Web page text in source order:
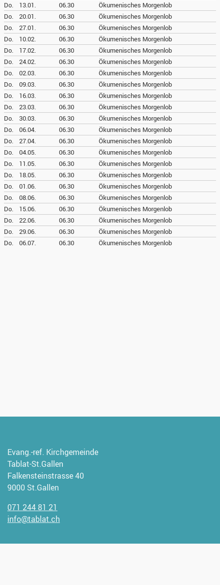
Do.
13.01. 06.30
Ökumenisches Morgenlob
Do.
20.01. 06.30
Ökumenisches Morgenlob
Do.
27.01. 06.30
Ökumenisches Morgenlob
Do.
10.02. 06.30
Ökumenisches Morgenlob
Do.
17.02. 06.30
Ökumenisches Morgenlob
Do.
24.02. 06.30
Ökumenisches Morgenlob
Do.
02.03. 06.30
Ökumenisches Morgenlob
Do.
09.03. 06.30
Ökumenisches Morgenlob
Do.
16.03. 06.30
Ökumenisches Morgenlob
Do.
23.03. 06.30
Ökumenisches Morgenlob
Do.
30.03. 06.30
Ökumenisches Morgenlob
Do.
06.04. 06.30
Ökumenisches Morgenlob
Do.
27.04. 06.30
Ökumenisches Morgenlob
Do.
04.05. 06.30
Ökumenisches Morgenlob
Do.
11.05. 06.30
Ökumenisches Morgenlob
Do.
18.05. 06.30
Ökumenisches Morgenlob
Do.
01.06. 06.30
Ökumenisches Morgenlob
Do.
08.06. 06.30
Ökumenisches Morgenlob
Do.
15.06. 06.30
Ökumenisches Morgenlob
Do.
22.06. 06.30
Ökumenisches Morgenlob
Do.
29.06. 06.30
Ökumenisches Morgenlob
Do.
06.07. 06.30 Ökumenisches Morgenlob
Evang.-ref. Kirchgemeinde
Tablat-St.Gallen
Falkensteinstrasse 40
9000 St.Gallen
071 244 81 21
info@tablat.ch